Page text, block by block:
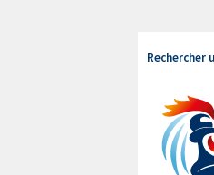
Rechercher